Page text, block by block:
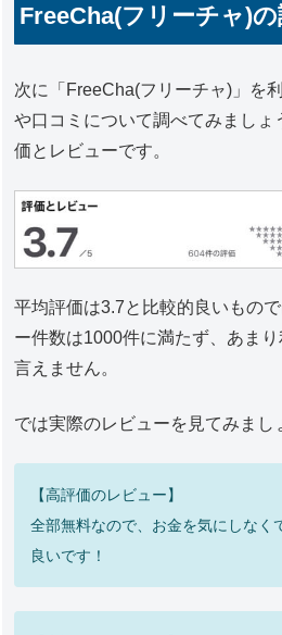
FreeCha(フリーチャ)の
次に「FreeCha(フリーチャ)」を
や口コミについて調べてみまし
価とレビューです。
平均評価は3.7と比較的良いもの
ー件数は1000件に満たず、あま
言えません。
では実際のレビューを見てみまし
【高評価のレビュー】
全部無料なので、お金を気にしなく
良いです！